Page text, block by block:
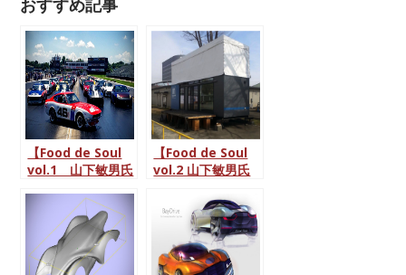
【Food de Soul
vol.1 山下敏男氏
ィZ世界最大級の
祭典『ZCON』レ
ポート
【Food de Soul
vol.2 山下敏男氏
ーラーハウスの社
会貢献について